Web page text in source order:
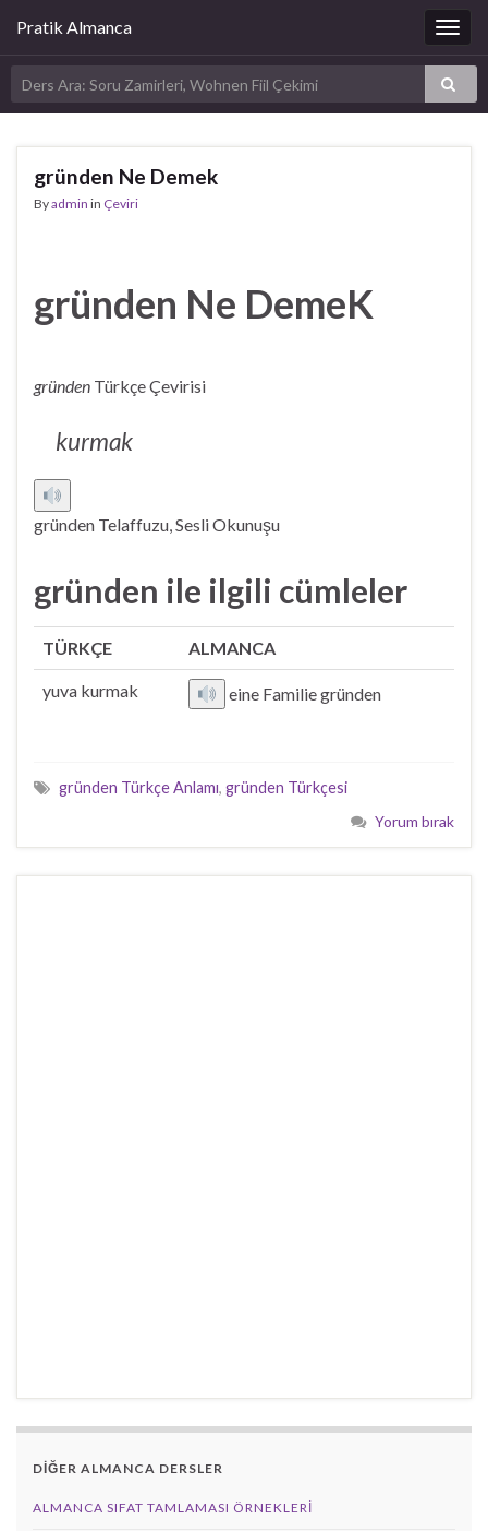
Pratik Almanca
gründen Ne Demek
Byadmin in Çeviri
gründen Ne DemeK
gründen Türkçe Çevirisi
kurmak
gründen Telaffuzu, Sesli Okunuşu
gründen ile ilgili cümleler
TÜRKÇE ALMANCA
yuva kurmak eine Familie gründen
gründen Türkçe Anlamı, gründen Türkçesi
Yorum bırak
DİĞER ALMANCA DERSLER
ALMANCA SIFAT TAMLAMASI ÖRNEKLERI